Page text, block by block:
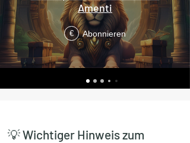
Amenti
€ Abonnieren
💡 Wichtiger Hinweis zum